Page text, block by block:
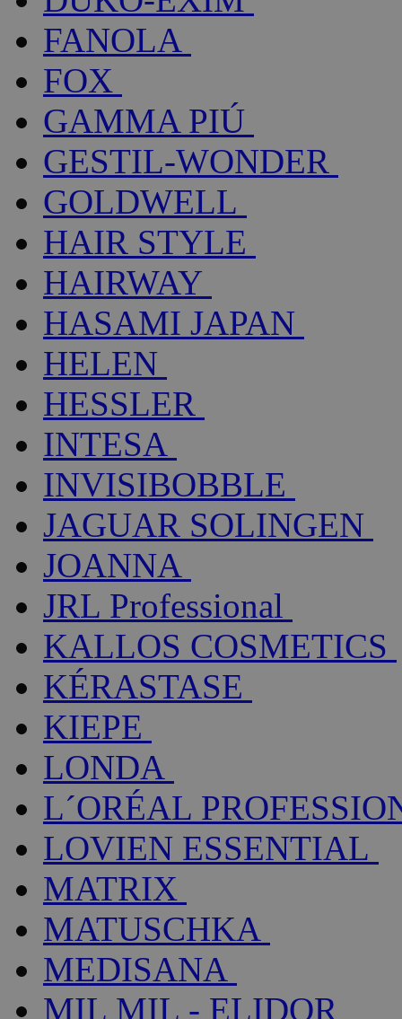
FANOLA
FOX
GAMMA PIÚ
GESTIL-WONDER
GOLDWELL
HAIR STYLE
HAIRWAY
HASAMI JAPAN
HELEN
HESSLER
INTESA
INVISIBOBBLE
JAGUAR SOLINGEN
JOANNA
JRL Professional
KALLOS COSMETICS
KÉRASTASE
KIEPE
LONDA
L´ORÉAL
LOVIEN ESSENTIAL
MATRIX
MATUSCHKA
MEDISANA
MIL MIL - ELIDOR